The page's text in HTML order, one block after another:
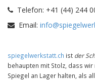
Telefon: +41 (44) 244
Email:
spiegelwerkstatt.ch ist der
behaupten mit Stolz, dass
Spiegel an Lager halten, als